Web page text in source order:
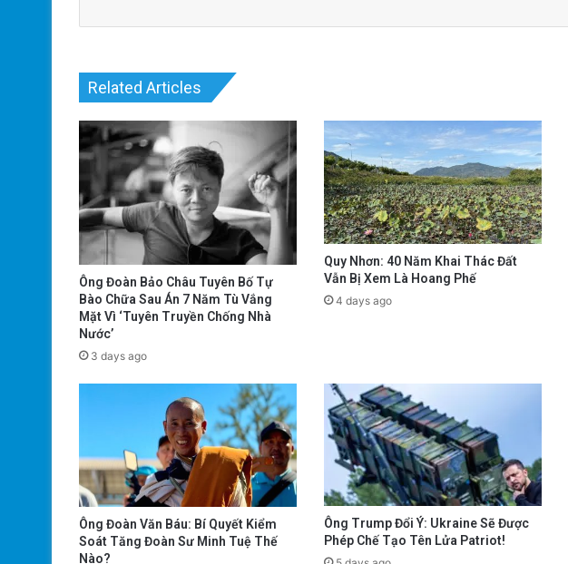
Related Articles
Ông Đoàn Bảo Châu Tuyên Bố Tự
Bào Chữa Sau Án 7 Năm Tù Vắng
Mặt Vì ‘Tuyên Truyền Chống Nhà
Nước’
3 days ago
Quy Nhơn: 40 Năm Khai Thác Đất
Vẫn Bị Xem Là Hoang Phế
4 days ago
Ông Đoàn Văn Báu: Bí Quyết Kiểm
Soát Tăng Đoàn Sư Minh Tuệ Thế
Nào?
Ông Trump Đổi Ý: Ukraine Sẽ Được
Phép Chế Tạo Tên Lửa Patriot!